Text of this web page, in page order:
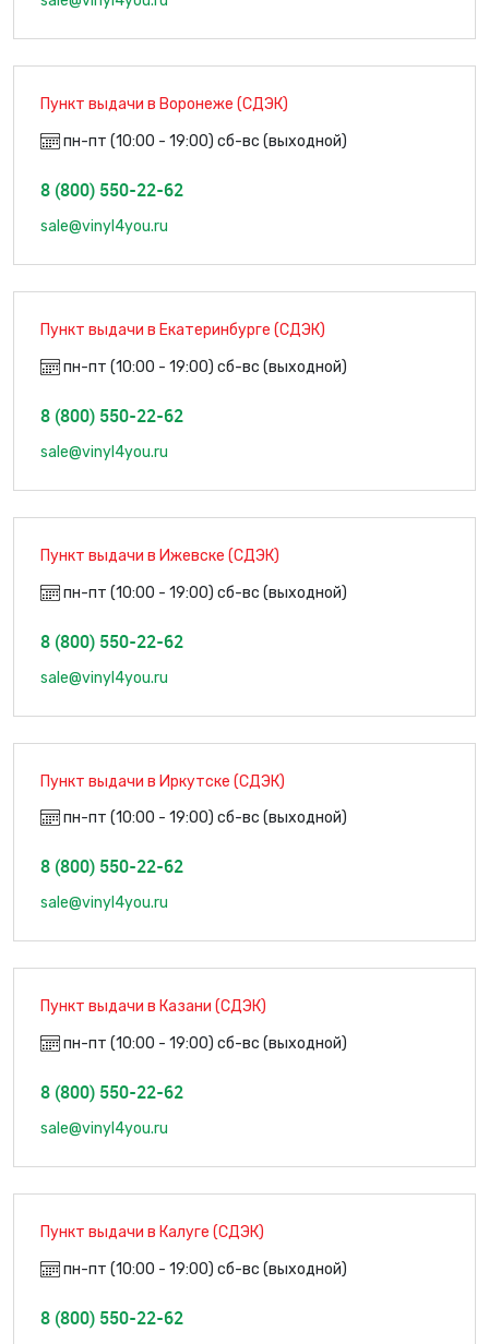
Пункт выдачи в Воронеже (СДЭК)
пн-пт (10:00 - 19:00) сб-вс (выходной)
8 (800) 550-22-62
sale@vinyl4you.ru
Пункт выдачи в Екатеринбурге (СДЭК)
пн-пт (10:00 - 19:00) сб-вс (выходной)
8 (800) 550-22-62
sale@vinyl4you.ru
Пункт выдачи в Ижевске (СДЭК)
пн-пт (10:00 - 19:00) сб-вс (выходной)
8 (800) 550-22-62
sale@vinyl4you.ru
Пункт выдачи в Иркутске (СДЭК)
пн-пт (10:00 - 19:00) сб-вс (выходной)
8 (800) 550-22-62
sale@vinyl4you.ru
Пункт выдачи в Казани (СДЭК)
пн-пт (10:00 - 19:00) сб-вс (выходной)
8 (800) 550-22-62
sale@vinyl4you.ru
Пункт выдачи в Калуге (СДЭК)
пн-пт (10:00 - 19:00) сб-вс (выходной)
8 (800) 550-22-62